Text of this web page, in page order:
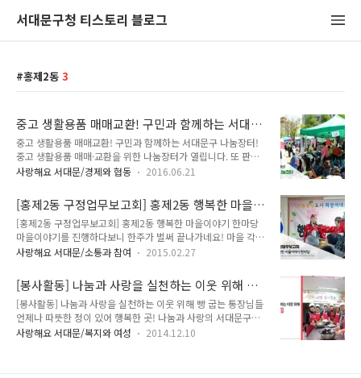
서대문구청 티스토리 블로그
홍제2동 3
중고 생활용품 매매교환! 구민과 함께하는 서대문
구 나눔장터!
중고 생활용품 매매교환! 구민과 함께하는 서대문구 나눔장터!
중고 생활용품 매매·교환을 위한 나눔장터가 열립니다. 또 판매
수익금은 어려운 이웃을 위한 사업기금으로 사용된다고 하니 더
지 알아볼까요! :: 구민과 함께하는 나눔장터 ○ 일 시 : 2016. 6.
29. (수) 10:00 ~ 16:00 ※ 우천 시 및 기타 사정으로 일정이 변
경될 수 있음 ○ 장 소 : 구청 우측광장(보건소쪽 일부) ○ 내 용 :
각 동별로 수집된 중고물품 품목 판매·교환 등 ○ 참 여 : 13개
동 새마을부녀회 (홍제2동 새마을부녀회 미구성) ○ 주 관 : 서대
영 신제품 및 중고물품 판매 먹거리 장터..
사랑해요 서대문/경제와 협동 2016.06.21
[홍제2동 구정업무보고회] 홍제2동 행복한 마을
이야기 한마당
[홍제2동 구정업무보고회] 홍제2동 행복한 마을이야기 한마당
마을이야기를 진행하다보니 한주가 벌써 끝나가네요! 마을 각자
의 이야기를 들려주는 시간은 정말 의미있는 시간인거 같아요.
께 만나볼까요~ 지기와 함께 홍제2동 주민센터로 GO GO~ 민
요 공연으로 주민화합 한마당을 시작해 주셨어요! 우리 가락을
통해서 홍제2동의 이야기를 들을 수 있는 시간이였는데요. 구성
진 가락에 담긴 홍제2동의 모습을 상상하게 되었답니다! 행복한
홍제2동의 이야기를 한눈에 볼 수 있는 "행복한 마을이야기 한
사랑해요 서대문/소통과 참여 2015.02.27
[봉사활동] 나눔과 사랑을 실천하는 이웃 위해 빵
굽는 통장님들!
[봉사활동] 나눔과 사랑을 실천하는 이웃 위해 빵 굽는 통장님들
언제나 따뜻한 정이 있어 행복한 곳! 나눔과 사랑의 서대문구에
서 나눔소식을 전달합니다! 서대문구 홍제2동 통장협의회에서
사랑해요 서대문/복지와 여성 2014.12.10